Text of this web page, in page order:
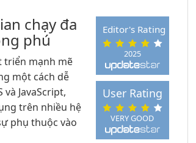
2025
Editor's Rating
VERY GOOD
User Rating
chạy đa
phú
triển mạnh mẽ
một cách dễ
JavaScript,
trên nhiều hệ
phụ thuộc vào